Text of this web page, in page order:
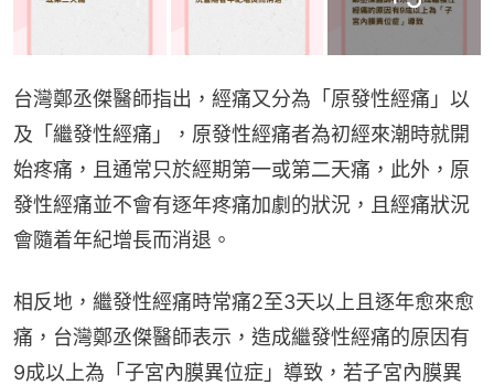
台灣鄭丞傑醫師指出，經痛又分為「原發性經痛」以
及「繼發性經痛」，原發性經痛者為初經來潮時就開
始疼痛，且通常只於經期第一或第二天痛，此外，原
發性經痛並不會有逐年疼痛加劇的狀況，且經痛狀況
會隨着年紀增長而消退。
相反地，繼發性經痛時常痛2至3天以上且逐年愈來愈
痛，台灣鄭丞傑醫師表示，造成繼發性經痛的原因有
9成以上為「子宮內膜異位症」導致，若子宮內膜異